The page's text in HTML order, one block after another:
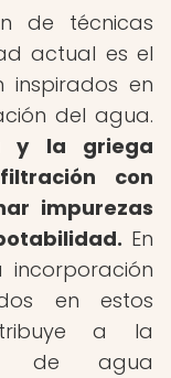
de técnicas
actual es el
en
del agua.
y la griega
con
impurezas
En
en estos
a la
de agua